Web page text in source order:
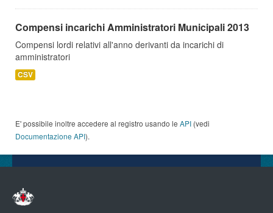
Compensi incarichi Amministratori Municipali 2013
Compensi lordi relativi all'anno derivanti da incarichi di
amministratori
CSV
E' possibile inoltre accedere al registro usando le API (vedi
Documentazione API).